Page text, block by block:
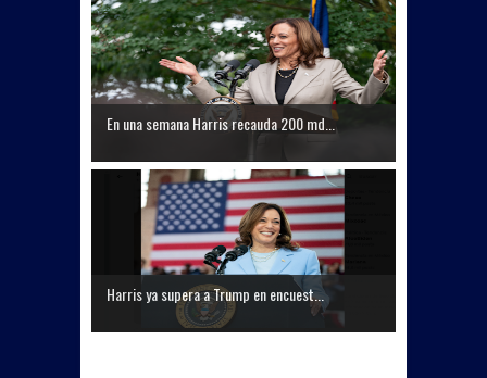
En una semana Harris recauda 200 md...
Harris ya supera a Trump en encuest...